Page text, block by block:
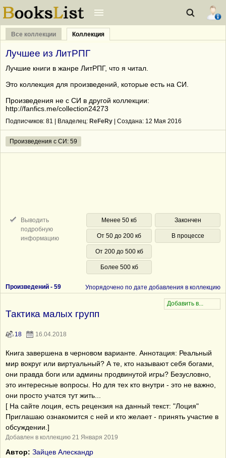
Все коллекции Коллекция
Лучшее из ЛитРПГ
Лучшие книги в жанре ЛитРПГ, что я читал.
Это коллекция для произведений, которые есть на СИ.
Произведения не с СИ в другой коллекции:
http://fanfics.me/collection24273
Подписчиков: 81 | Владелец: ReFeRy | Cоздана: 12 Мая 2016
Произведения с СИ: 59
Выводить
подробную
информацию
Менее 50 кб
От 50 до 200 кб
От 200 до 500 кб
Более 500 кб
Закончен
В процессе
Произведений - 59 Упорядочено по дате добавления в коллекцию
Тактика малых групп
18 16.04.2018
Книга завершена в черновом варианте. Аннотация: Реальный
мир вокруг или виртуальный? А те, кто называют себя богами,
они правда боги или админы продвинутой игры? Безусловно,
это интересные вопросы. Но для тех кто внутри - это не важно,
они просто учатся тут жить...
[ На сайте лоция, есть рецензия на данный текст: "Лоция"
Приглашаю ознакомится с ней и кто желает - принять участие в
обсуждении.]
Добавлен в коллекцию 21 Января 2019
Автор: Зайцев Алескандр